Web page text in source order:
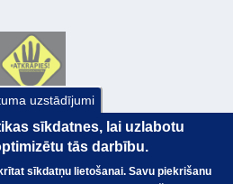
uzstādījumi
sīkdatnes, lai uzlabotu
tās darbību.
sīkdatņu lietošanai. Savu piekrišanu